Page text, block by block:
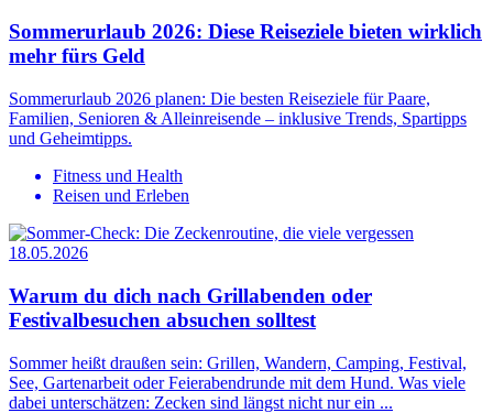
Sommerurlaub 2026: Diese Reiseziele bieten wirklich
mehr fürs Geld
Sommerurlaub 2026 planen: Die besten Reiseziele für Paare,
Familien, Senioren & Alleinreisende – inklusive Trends, Spartipps
und Geheimtipps.
Fitness und Health
Reisen und Erleben
18.05.2026
Warum du dich nach Grillabenden oder
Festivalbesuchen absuchen solltest
Sommer heißt draußen sein: Grillen, Wandern, Camping, Festival,
See, Gartenarbeit oder Feierabendrunde mit dem Hund. Was viele
dabei unterschätzen: Zecken sind längst nicht nur ein ...